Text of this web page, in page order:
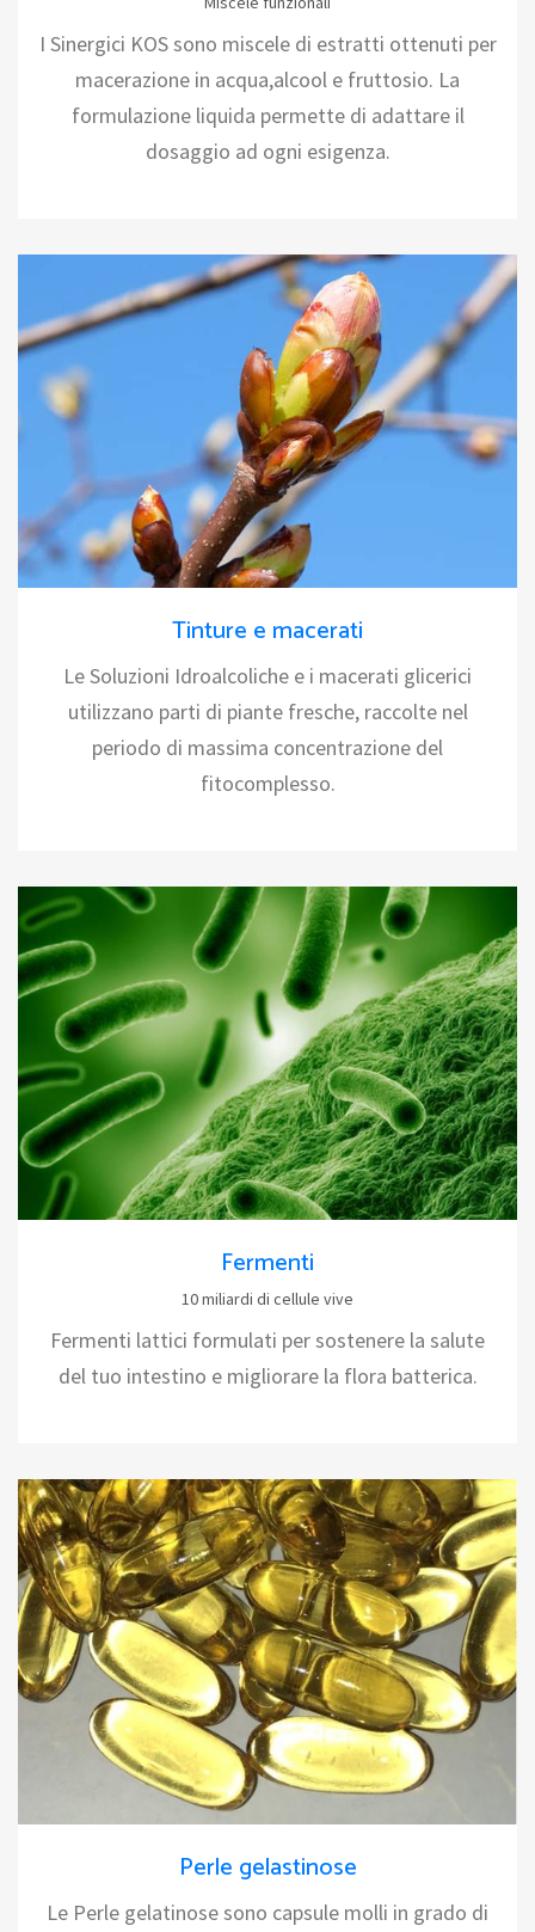
I Sinergici KOS sono miscele di estratti ottenuti per
macerazione in acqua,alcool e fruttosio. La
formulazione liquida permette di adattare il
dosaggio ad ogni esigenza.
Tinture e macerati
Le Soluzioni Idroalcoliche e i macerati glicerici
utilizzano parti di piante fresche, raccolte nel
periodo di massima concentrazione del
fitocomplesso.
Fermenti
10 miliardi di cellule vive
Fermenti lattici formulati per sostenere la salute
del tuo intestino e migliorare la flora batterica.
Perle gelastinose
Le Perle gelatinose sono capsule molli in grado di